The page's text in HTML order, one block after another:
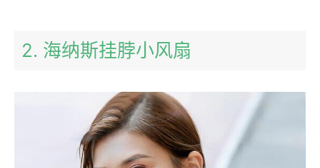
2. 海纳斯挂脖小风扇